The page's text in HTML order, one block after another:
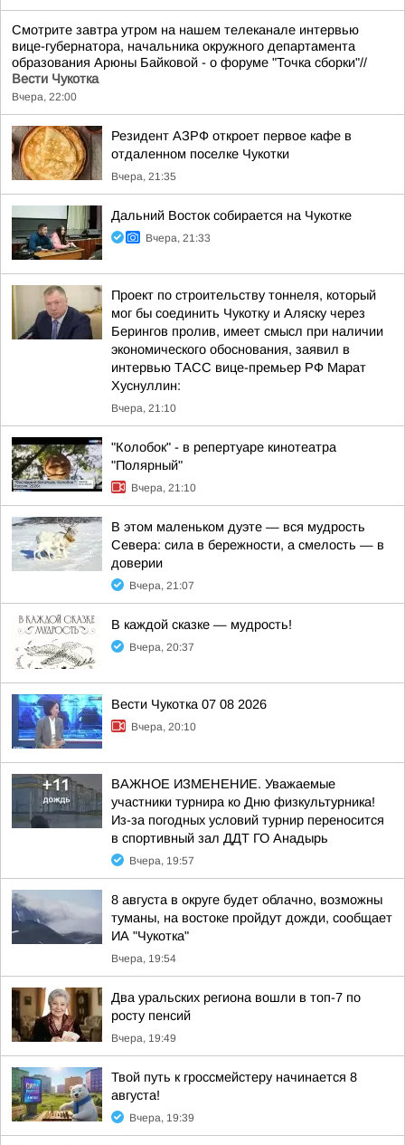
Смотрите завтра утром на нашем телеканале интервью
вице-губернатора, начальника окружного департамента
образования Арюны Байковой - о форуме "Точка сборки"//
Вести Чукотка
Вчера, 22:00
Резидент АЗРФ откроет первое кафе в
отдаленном поселке Чукотки
Вчера, 21:35
Дальний Восток собирается на Чукотке
Вчера, 21:33
Проект по строительству тоннеля, который
мог бы соединить Чукотку и Аляску через
Берингов пролив, имеет смысл при наличии
экономического обоснования, заявил в
интервью ТАСС вице-премьер РФ Марат
Хуснуллин:
Вчера, 21:10
"Колобок" - в репертуаре кинотеатра
"Полярный"
Вчера, 21:10
В этом маленьком дуэте — вся мудрость
Севера: сила в бережности, а смелость — в
доверии
Вчера, 21:07
В каждой сказке — мудрость!
Вчера, 20:37
Вести Чукотка 07 08 2026
Вчера, 20:10
ВАЖНОЕ ИЗМЕНЕНИЕ. Уважаемые
участники турнира ко Дню физкультурника!
Из-за погодных условий турнир переносится
в спортивный зал ДДТ ГО Анадырь
Вчера, 19:57
8 августа в округе будет облачно, возможны
туманы, на востоке пройдут дожди, сообщает
ИА "Чукотка"
Вчера, 19:54
Два уральских региона вошли в топ-7 по
росту пенсий
Вчера, 19:49
Твой путь к гроссмейстеру начинается 8
августа!
Вчера, 19:39